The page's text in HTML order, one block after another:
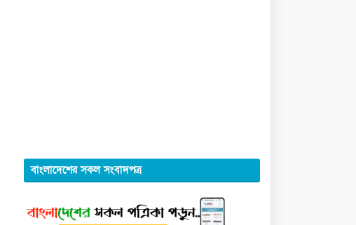
বাংলাদেশের সকল সংবাদপত্র